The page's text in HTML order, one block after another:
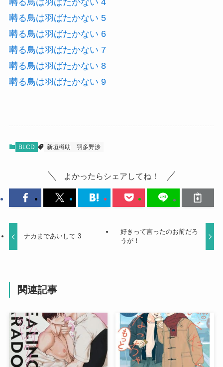
囀る鳥は羽ばたかない 4
囀る鳥は羽ばたかない 5
囀る鳥は羽ばたかない 6
囀る鳥は羽ばたかない 7
囀る鳥は羽ばたかない 8
囀る鳥は羽ばたかない 9
BLCD 新垣樽助 羽多野渉
よかったらシェアしてね！
ナカまであいして 3
好きって言ったのお前だろ
うが！
関連記事